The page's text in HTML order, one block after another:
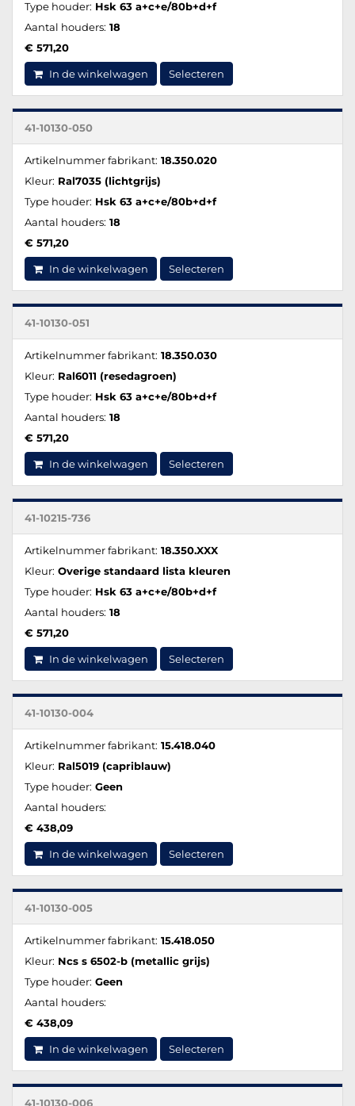
Type houder: Hsk 63 a+c+e/80b+d+f
Aantal houders: 18
€ 571,20
In de winkelwagen Selecteren
41-10130-050
Artikelnummer fabrikant: 18.350.020
Kleur: Ral7035 (lichtgrijs)
Type houder: Hsk 63 a+c+e/80b+d+f
Aantal houders: 18
€ 571,20
In de winkelwagen Selecteren
41-10130-051
Artikelnummer fabrikant: 18.350.030
Kleur: Ral6011 (resedagroen)
Type houder: Hsk 63 a+c+e/80b+d+f
Aantal houders: 18
€ 571,20
In de winkelwagen Selecteren
41-10215-736
Artikelnummer fabrikant: 18.350.XXX
Kleur: Overige standaard lista kleuren
Type houder: Hsk 63 a+c+e/80b+d+f
Aantal houders: 18
€ 571,20
In de winkelwagen Selecteren
41-10130-004
Artikelnummer fabrikant: 15.418.040
Kleur: Ral5019 (capriblauw)
Type houder: Geen
Aantal houders:
€ 438,09
In de winkelwagen Selecteren
41-10130-005
Artikelnummer fabrikant: 15.418.050
Kleur: Ncs s 6502-b (metallic grijs)
Type houder: Geen
Aantal houders:
€ 438,09
In de winkelwagen Selecteren
41-10130-006